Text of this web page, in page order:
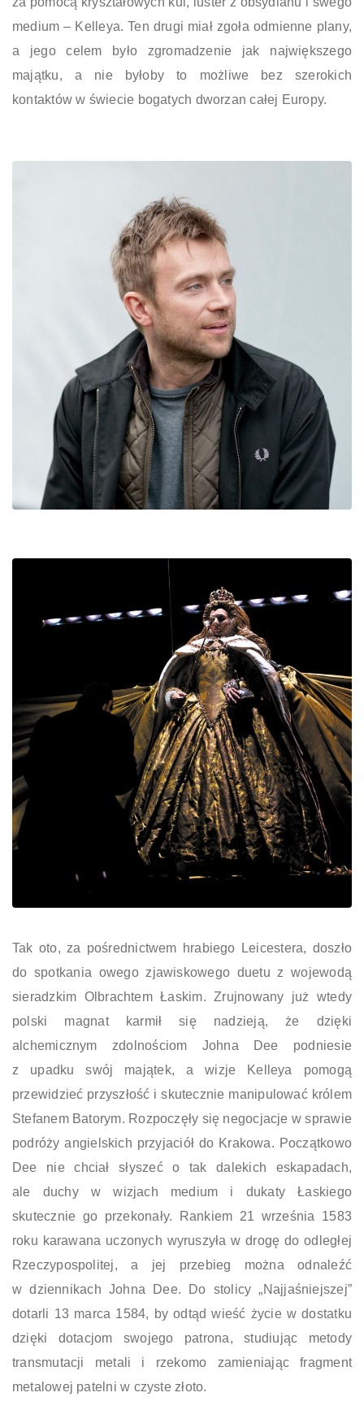
medium – Kelleya. Ten drugi miał zgoła odmienne plany,
a jego celem było zgromadzenie jak największego
majątku, a nie byłoby to możliwe bez szerokich
kontaktów w świecie bogatych dworzan całej Europy.
Tak oto, za pośrednictwem hrabiego Leicestera, doszło
do spotkania owego zjawiskowego duetu z wojewodą
sieradzkim Olbrachtem Łaskim. Zrujnowany już wtedy
polski magnat karmił się nadzieją, że dzięki
alchemicznym zdolnościom Johna Dee podniesie
z upadku swój majątek, a wizje Kelleya pomogą
przewidzieć przyszłość i skutecznie manipulować królem
Stefanem Batorym. Rozpoczęły się negocjacje w sprawie
podróży angielskich przyjaciół do Krakowa. Początkowo
Dee nie chciał słyszeć o tak dalekich eskapadach,
ale duchy w wizjach medium i dukaty Łaskiego
skutecznie go przekonały. Rankiem 21 września 1583
roku karawana uczonych wyruszyła w drogę do odległej
Rzeczypospolitej, a jej przebieg można odnaleźć
w dziennikach Johna Dee. Do stolicy „Najjaśniejszej”
dotarli 13 marca 1584, by odtąd wieść życie w dostatku
dzięki dotacjom swojego patrona, studiując metody
transmutacji metali i rzekomo zamieniając fragment
metalowej patelni w czyste złoto.